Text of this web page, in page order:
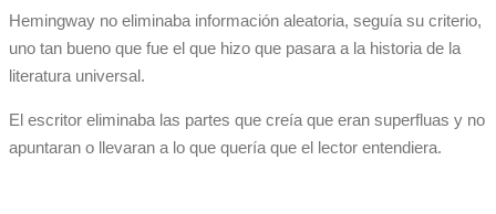
Hemingway no eliminaba información aleatoria, seguía su criterio,
uno tan bueno que fue el que hizo que pasara a la historia de la
literatura universal.
El escritor eliminaba las partes que creía que eran superfluas y no
apuntaran o llevaran a lo que quería que el lector entendiera.